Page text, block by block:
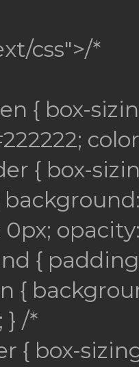
{
{
{
css">/*
{ box-
{ box-
{
{
} /*
{ box-